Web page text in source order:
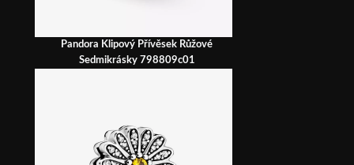
Pandora Klipový Přívěsek Růžové
Sedmikrásky 798809c01